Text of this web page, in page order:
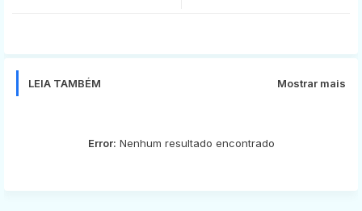
LEIA TAMBÉM Mostrar mais
Error: Nenhum resultado encontrado